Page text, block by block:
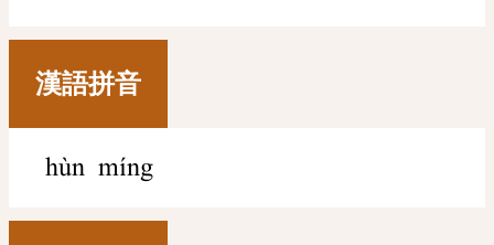
漢語拼音
hùn míng